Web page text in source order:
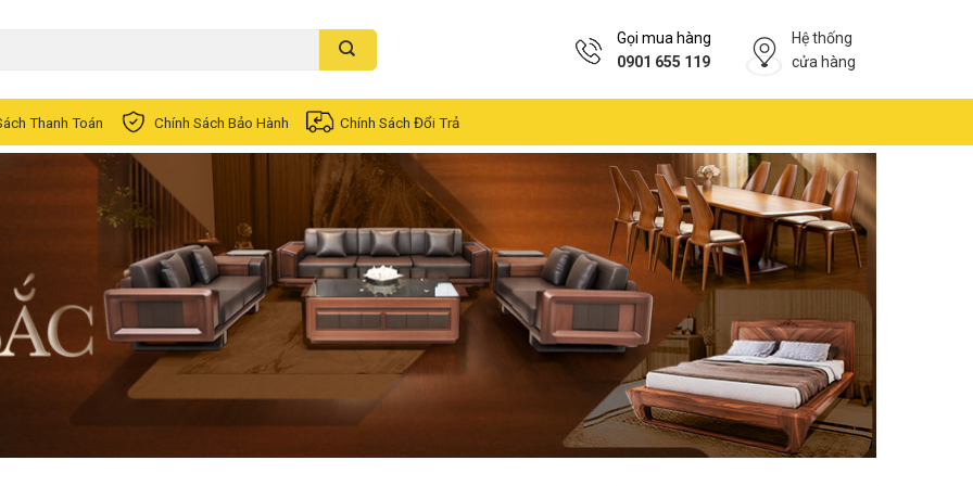
Gọi mua hàng
0901 655 119
Hệ thống
cửa hàng
Thanh Toán Chính Sách Bảo Hành Chính Sách Đổi Trả